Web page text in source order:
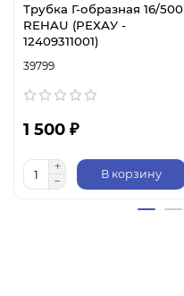
Трубка Г-образная 16/500
REHAU (РЕХАУ -
12409311001)
39799
1 500 ₽
В корзину